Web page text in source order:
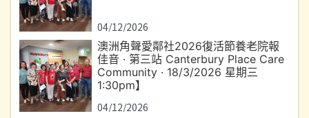
04/12/2026
澳洲角聲愛鄰社2026復活節養老院報
佳音 · 第三站 Canterbury Place Care
Community · 18/3/2026 星期三
1:30pm】
04/12/2026